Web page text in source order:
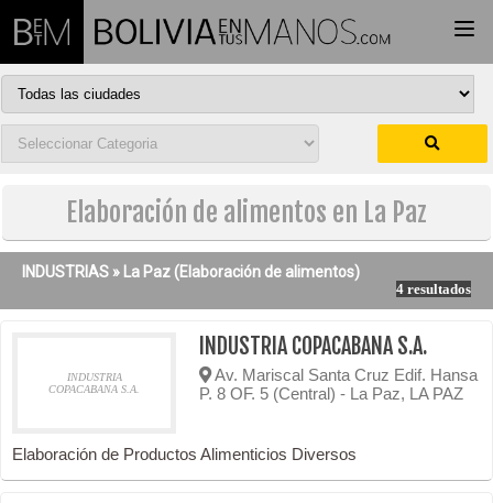
Elaboración de alimentos en La Paz
INDUSTRIAS » La Paz (Elaboración de alimentos)
4 resultados
INDUSTRIA
COPACABANA S.A.
INDUSTRIA COPACABANA S.A.
Av. Mariscal Santa Cruz Edif. Hansa
P. 8 OF. 5 (Central) - La Paz, LA PAZ
Elaboración de Productos Alimenticios Diversos